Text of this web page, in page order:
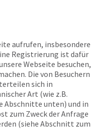
aufrufen, insbesondere
Registrierung ist dafür
Webseite besuchen,
Die von Besuchern
sich in
Art (wie z.B.
Abschnitte unten) und in
zum Zweck der Anfrage
(siehe Abschnitt zum